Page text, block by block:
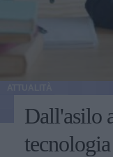
Dall'asilo